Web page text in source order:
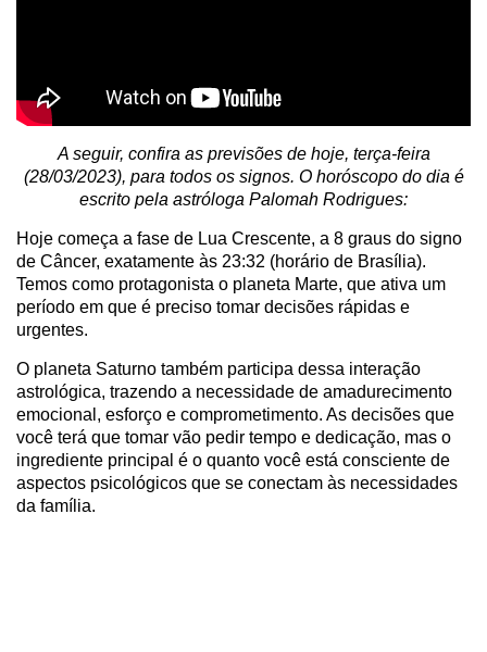
A seguir, confira as previsões de hoje, terça-feira
(28/03/2023), para todos os signos. O horóscopo do dia é
escrito pela astróloga Palomah Rodrigues:
Hoje começa a fase de Lua Crescente, a 8 graus do signo
de Câncer, exatamente às 23:32 (horário de Brasília).
Temos como protagonista o planeta Marte, que ativa um
período em que é preciso tomar decisões rápidas e
urgentes.
O planeta Saturno também participa dessa interação
astrológica, trazendo a necessidade de amadurecimento
emocional, esforço e comprometimento. As decisões que
você terá que tomar vão pedir tempo e dedicação, mas o
ingrediente principal é o quanto você está consciente de
aspectos psicológicos que se conectam às necessidades
da família.